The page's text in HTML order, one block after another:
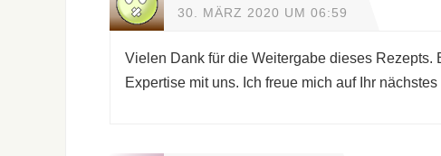
30. MÄRZ 2020 UM 06:59
Vielen Dank für die Weitergabe dieses
Expertise mit uns. Ich freue mich auf Ihr